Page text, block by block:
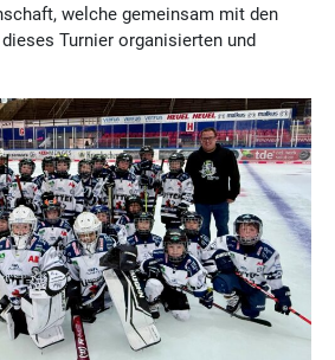
welche gemeinsam mit den
Turnier organisierten und